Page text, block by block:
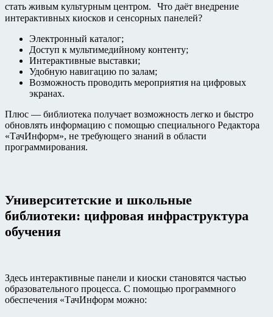
стать живым культурным центром. Что даёт внедрение
интерактивных киосков и сенсорных панелей?
Электронный каталог;
Доступ к мультимедийному контенту;
Интерактивные выставки;
Удобную навигацию по залам;
Возможность проводить мероприятия на цифровых
экранах.
Плюс — библиотека получает возможность легко и быстро
обновлять информацию с помощью специального Редактора
«ТачИнформ», не требующего знаний в области
программирования.
Университетские и школьные
библиотеки: цифровая инфраструктура
обучения
Здесь интерактивные панели и киоски становятся частью
образовательного процесса. С помощью программного
обеспечения «ТачИнформ можно: